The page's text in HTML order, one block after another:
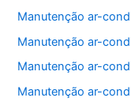
Manutenção ar-
Manutenção ar-
Manutenção ar-
Manutenção ar-